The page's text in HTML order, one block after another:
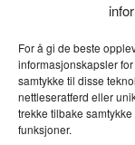
For å gi de beste
informasjonskapsler
samtykke til disse
nettleseratferd eller
trekke tilbake
funksjoner.
Referanser
Kontakt
Support
Cookieerklæring